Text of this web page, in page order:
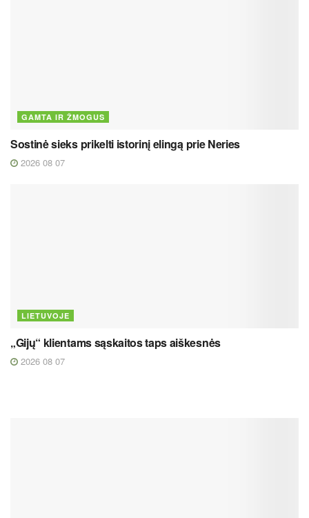
GAMTA IR ŽMOGUS
Sostinė sieks prikelti istorinį elingą prie Neries
2026 08 07
LIETUVOJE
„Gijų“ klientams sąskaitos taps aiškesnės
2026 08 07